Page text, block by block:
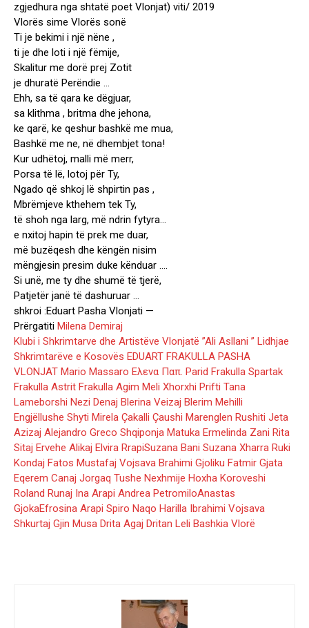
zgjedhura nga shtatë poet Vlonjat) viti/ 2019
Vlorës sime Vlorës sonë
Ti je bekimi i një nëne ,
ti je dhe loti i një fëmije,
Skalitur me dorë prej Zotit
je dhuratë Perëndie …
Ehh, sa të qara ke dëgjuar,
sa klithma , britma dhe jehona,
ke qarë, ke qeshur bashkë me mua,
Bashkë me ne, në dhembjet tona!
Kur udhëtoj, malli më merr,
Porsa të lë, lotoj për Ty,
Ngado që shkoj lë shpirtin pas ,
Mbrëmjeve kthehem tek Ty,
të shoh nga larg, më ndrin fytyra…
e nxitoj hapin të prek me duar,
më buzëqesh dhe këngën nisim
mëngjesin presim duke kënduar ….
Si unë, me ty dhe shumë të tjerë,
Patjetër janë të dashuruar …
shkroi :Eduart Pasha Vlonjati —
Prërgatiti Milena Demiraj
Klubi i Shkrimtarve dhe Artistëve Vlonjatë ”Ali Asllani ” Lidhjae
Shkrimtarëve e Kosovës EDUART FRAKULLA PASHA
VLONJAT Mario Massaro Ελενα Παπ. Parid Frakulla Spartak
Frakulla Astrit Frakulla Agim Meli Xhorxhi Prifti Tana
Lameborshi Nezi Denaj Blerina Veizaj Blerim Mehilli
Engjëllushe Shyti Mirela Çakalli Çaushi Marenglen Rushiti Jeta
Azizaj Alejandro Greco Shqiponja Matuka Ermelinda Zani Rita
Sitaj Ervehe Alikaj Elvira RrapiSuzana Bani Suzana Xharra Ruki
Kondaj Fatos Mustafaj Vojsava Brahimi Gjoliku Fatmir Gjata
Eqerem Canaj Jorgaq Tushe Nexhmije Hoxha Koroveshi
Roland Runaj Ina Arapi Andrea PetromiloAnastas
GjokaEfrosina Arapi Spiro Naqo Harilla Ibrahimi Vojsava
Shkurtaj Gjin Musa Drita Agaj Dritan Leli Bashkia Vlorë